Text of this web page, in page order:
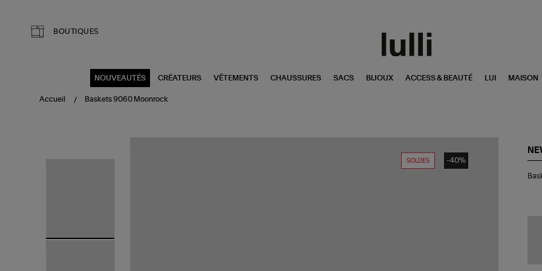
BOUTIQUES
NOUVEAUTÉS CRÉATEURS VÊTEMENTS CHAUSSURES SACS BIJOUX ACCESS & BEAUTÉ LUI MAISON
Accueil Baskets 9060 Moonrock
SOLDES -40%